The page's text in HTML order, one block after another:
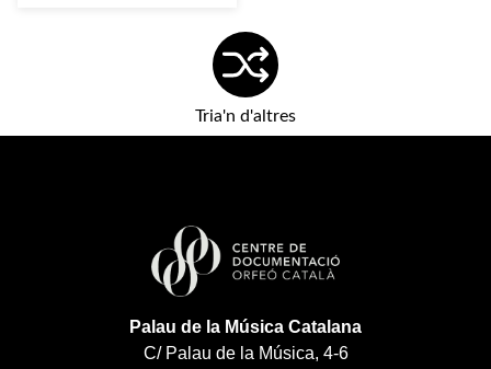
Tria'n d'altres
Palau de la Música Catalana
C/ Palau de la Música, 4-6